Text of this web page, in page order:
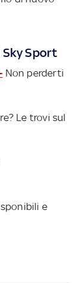
Sport
Non perderti
Le trovi sul
e